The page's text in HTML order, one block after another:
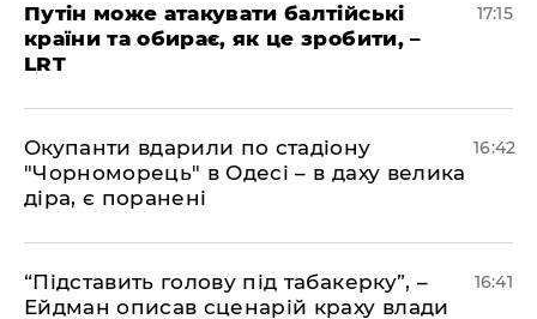
​Путін може атакувати балтійські
країни та обирає, як це зробити, –
LRT
17:15
​Окупанти вдарили по стадіону
"Чорноморець" в Одесі – в даху велика
діра, є поранені
16:42
​“Підставить голову під табакерку”, –
Ейдман описав сценарій краху влади
16:41